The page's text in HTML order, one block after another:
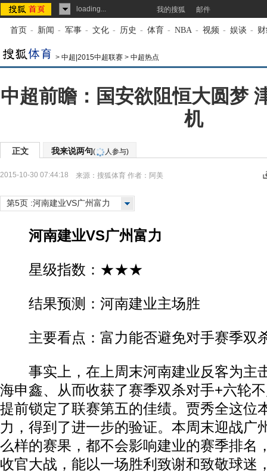
loading... 我的搜狐 邮件
首页 - 新闻 - 军事 - 文化 - 历史 - 体育 - NBA - 视频 - 娱谈 -
> 中超|2015中超联赛 > 中超热点
中超前瞻：国安欲阻恒大圆梦
机
正文 我来说两句( 人参与)
2015-10-30 07:44:18 来源： 搜狐体育 作者：阿美
第5页 :河南建业VS广州富力
河南建业VS广州富力
星级指数：★★★
结果预测：河南建业主场胜
主要看点：富力能否避免对手赛季双
事实上，在上周末河南建业反客为主
海申鑫、从而收获了赛季双杀对手+六轮
提前锁定了联赛第五的佳绩。贾秀全这位
力，得到了进一步的验证。本周末迎战广
么样的赛果，都不会影响建业的赛季排名
收官大战，能以一场胜利致谢和致敬球迷